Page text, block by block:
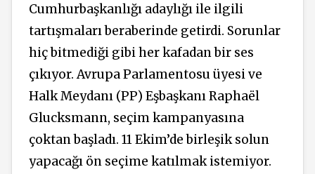
Cumhurbaşkanlığı adaylığı ile ilgili
tartışmaları beraberinde getirdi. Sorunlar
hiç bitmediği gibi her kafadan bir ses
çıkıyor. Avrupa Parlamentosu üyesi ve
Halk Meydanı (PP) Eşbaşkanı Raphaël
Glucksmann, seçim kampanyasına
çoktan başladı. 11 Ekim’de birleşik solun
yapacağı ön seçime katılmak istemiyor.